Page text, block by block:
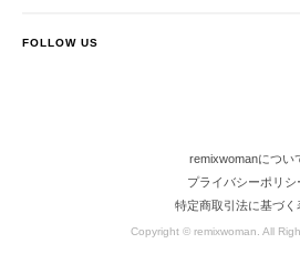
FOLLOW US
remixwomanについ
プライバシーポリシ
特定商取引法に基づく
Copyright © remixwoman. All